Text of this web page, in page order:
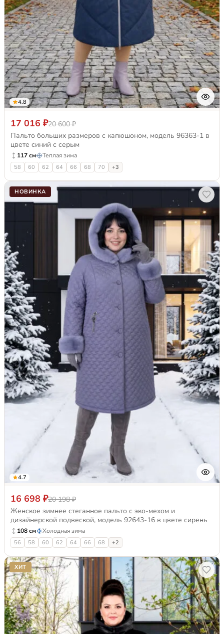
4.8
17 016 ₽20 600 ₽
Пальто больших размеров с капюшоном, модель 96363-1 в
цвете синий с серым
117 см Теплая зима
58 60 62 64 66 68 70 +3
НОВИНКА
4.7
16 698 ₽20 198 ₽
Женское зимнее стеганное пальто с эко-мехом и
дизайнерской подвеской, модель 92643-16 в цвете сирень
108 см Холодная зима
56 58 60 62 64 66 68 +2
ХИТ